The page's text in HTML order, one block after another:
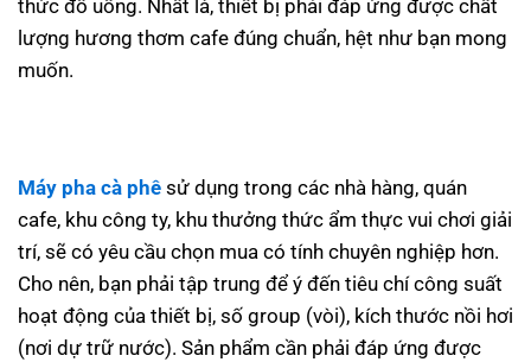
thức đồ uống. Nhất là, thiết bị phải đáp ứng được chất
lượng hương thơm cafe đúng chuẩn, hệt như bạn mong
muốn.
Máy pha cà phê sử dụng trong các nhà hàng, quán
cafe, khu công ty, khu thưởng thức ẩm thực vui chơi giải
trí, sẽ có yêu cầu chọn mua có tính chuyên nghiệp hơn.
Cho nên, bạn phải tập trung để ý đến tiêu chí công suất
hoạt động của thiết bị, số group (vòi), kích thước nồi hơi
(nơi dự trữ nước). Sản phẩm cần phải đáp ứng được